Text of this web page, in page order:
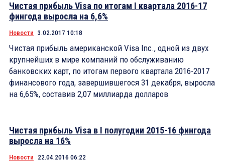
Чистая прибыль Visa по итогам I квартала 2016-17
фингода выросла на 6,6%
Новости 3.02.2017 10:18
Чистая прибыль американской Visa Inc., одной из двух
крупнейших в мире компаний по обслуживанию
банковских карт, по итогам первого квартала 2016-2017
финансового года, завершившегося 31 декабря, выросла
на 6,65%, составив 2,07 миллиарда долларов
Чистая прибыль Visa в I полугодии 2015-16 фингода
выросла на 16%
Новости 22.04.2016 06:22